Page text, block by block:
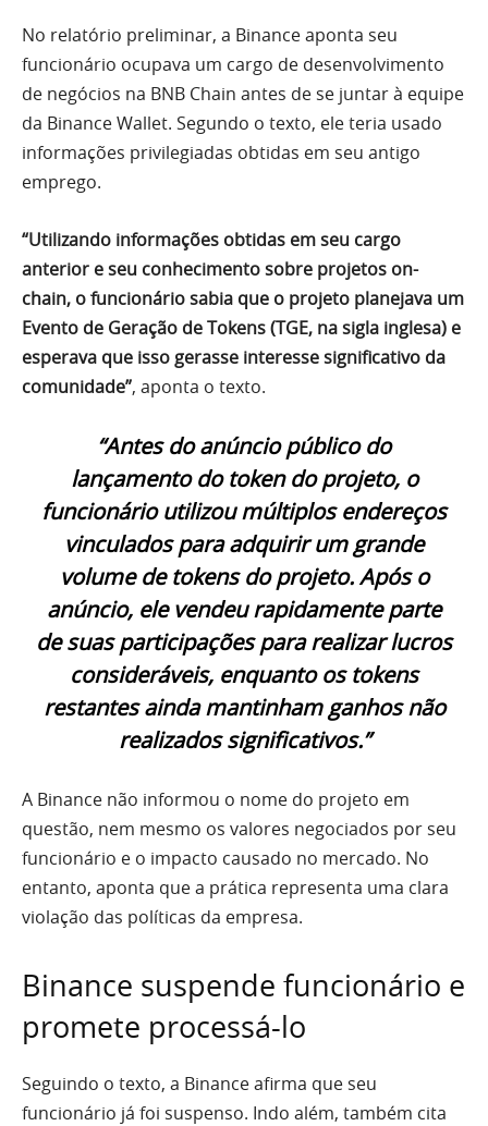
No relatório preliminar, a Binance aponta seu
funcionário ocupava um cargo de desenvolvimento
de negócios na BNB Chain antes de se juntar à equipe
da Binance Wallet. Segundo o texto, ele teria usado
informações privilegiadas obtidas em seu antigo
emprego.
“Utilizando informações obtidas em seu cargo
anterior e seu conhecimento sobre projetos on-
chain, o funcionário sabia que o projeto planejava um
Evento de Geração de Tokens (TGE, na sigla inglesa) e
esperava que isso gerasse interesse significativo da
comunidade”, aponta o texto.
“Antes do anúncio público do
lançamento do token do projeto, o
funcionário utilizou múltiplos endereços
vinculados para adquirir um grande
volume de tokens do projeto. Após o
anúncio, ele vendeu rapidamente parte
de suas participações para realizar lucros
consideráveis, enquanto os tokens
restantes ainda mantinham ganhos não
realizados significativos.”
A Binance não informou o nome do projeto em
questão, nem mesmo os valores negociados por seu
funcionário e o impacto causado no mercado. No
entanto, aponta que a prática representa uma clara
violação das políticas da empresa.
Binance suspende funcionário e
promete processá-lo
Seguindo o texto, a Binance afirma que seu
funcionário já foi suspenso. Indo além, também cita